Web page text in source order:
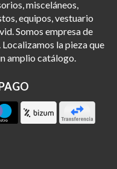
misceláneos,
equipos, vestuario
Somos empresa de
la pieza que
amplio catálogo.